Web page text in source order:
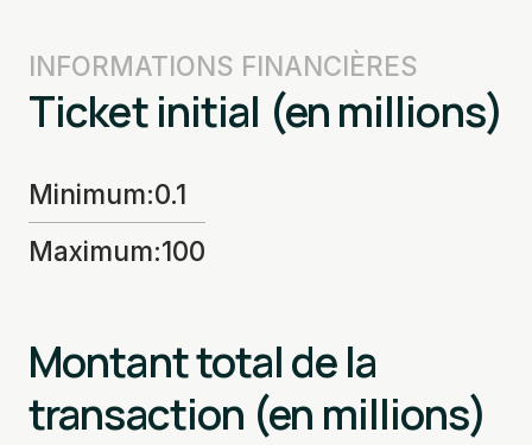
INFORMATIONS FINANCIÈRES
Ticket initial (en millions)
Minimum:0.1
Maximum:100
Montant total de la
transaction (en millions)